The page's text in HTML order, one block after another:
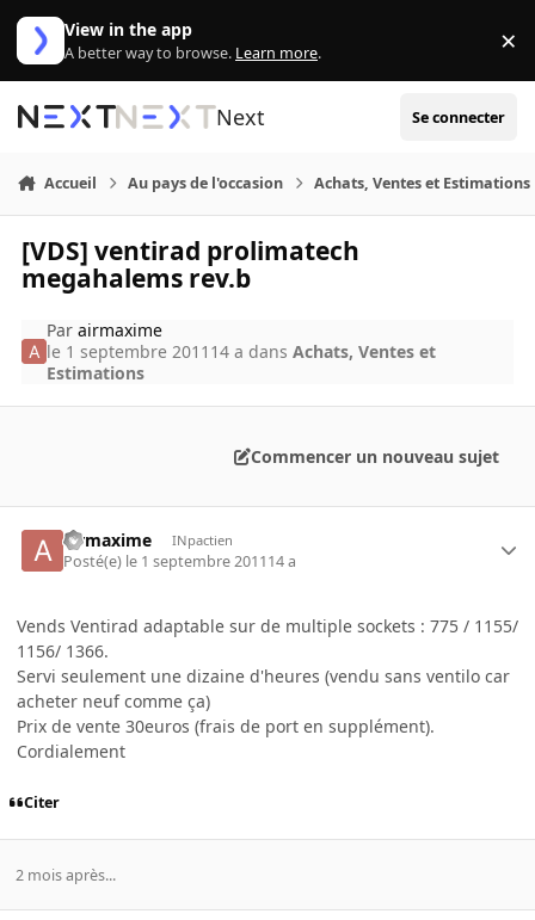
Aller au contenu
View in the app
A better way to browse. Learn more. ×
Next Se connecter
Accueil Au pays de l'occasion Achats, Ventes et Estimations
[VDS] ventirad prolimatech
megahalems rev.b
Parairmaxime
le 1 septembre 2011 14 a dansAchats, Ventes et
Estimations
Commencer un nouveau sujet
airmaxime INpactien
Posté(e) le 1 septembre 201114 a
Vends Ventirad adaptable sur de multiple sockets : 775 / 1155/
1156/ 1366.
Servi seulement une dizaine d'heures (vendu sans ventilo car
acheter neuf comme ça)
Prix de vente 30euros (frais de port en supplément).
Cordialement
Citer
2 mois après...